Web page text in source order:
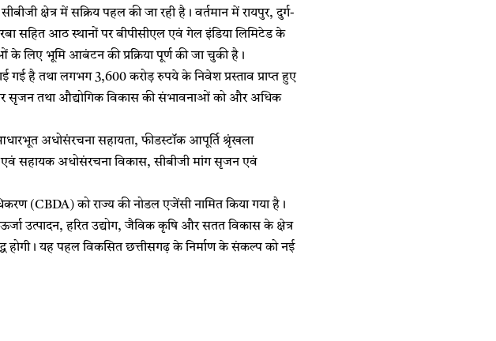
क्षेत्र में सक्रिय पहल की जा रही है। वर्तमान में रायपुर, दुर्ग-
सहित आठ स्थानों पर बीपीसीएल एवं गेल इंडिया लिमिटेड के
के लिए भूमि आबंटन की प्रक्रिया पूर्ण की जा चुकी है।
गई है तथा लगभग 3,600 करोड़ रुपये के निवेश प्रस्ताव प्राप्त हुए
सृजन तथा औद्योगिक विकास की संभावनाओं को और अधिक
अधोसंरचना सहायता, फीडस्टॉक आपूर्ति श्रृंखला
सहायक अधोसंरचना विकास, सीबीजी मांग सृजन एवं
(CBDA) को राज्य की नोडल एजेंसी नामित किया गया है।
उत्पादन, हरित उद्योग, जैविक कृषि और सतत विकास के क्षेत्र
होगी। यह पहल विकसित छत्तीसगढ़ के निर्माण के संकल्प को नई